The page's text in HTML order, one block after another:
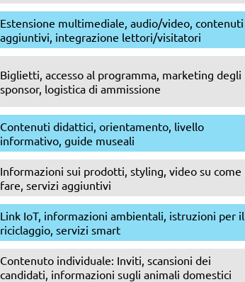
Estensione multimediale, audio/video, contenuti
aggiuntivi, integrazione lettori/visitatori
Biglietti, accesso al programma, marketing degli
sponsor, logistica di ammissione
Contenuti didattici, orientamento, livello
informativo, guide museali
Informazioni sui prodotti, styling, video su come
fare, servizi aggiuntivi
Link IoT, informazioni ambientali, istruzioni per il
riciclaggio, servizi smart
Contenuto individuale: Inviti, scansioni dei
candidati, informazioni sugli animali domestici